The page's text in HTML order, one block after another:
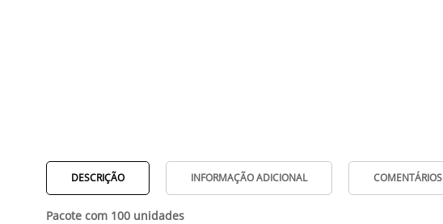
DESCRIÇÃO INFORMAÇÃO ADICIONAL COMENTÁRIOS
Pacote com 100 unidades